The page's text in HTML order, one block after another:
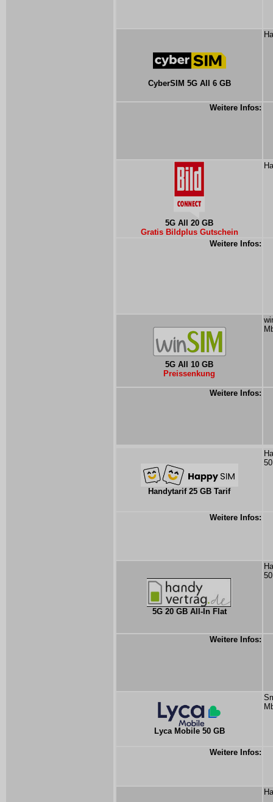
CyberSIM 5G All 6 GB
Weitere Infos:
5G All 20 GB
Gratis Bildplus Gutschein
Weitere Infos:
5G All 10 GB
Preissenkung
Weitere Infos:
Handytarif 25 GB Tarif
Weitere Infos:
5G 20 GB All-In Flat
Weitere Infos:
Lyca Mobile 50 GB
Weitere Infos: